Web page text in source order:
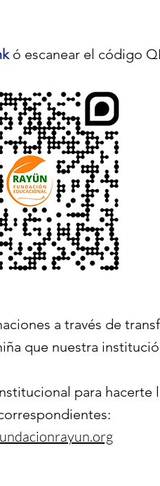
ó escanear el código
a través de
que nuestra
para hacerte